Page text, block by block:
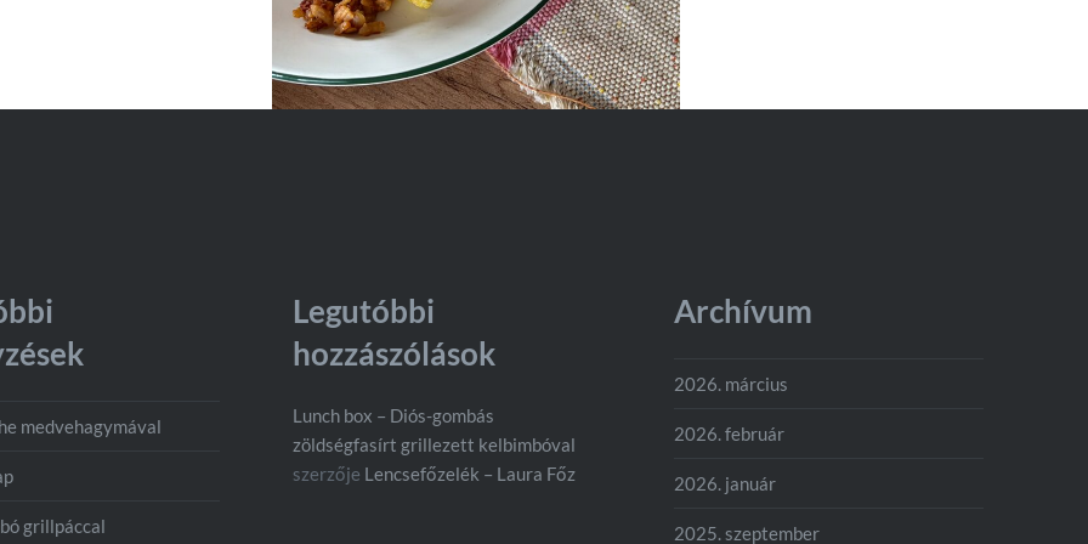
medvehagymával
grillpáccal
Legutóbbi
hozzászólások
Lunch box – Diós-gombás
zöldségfasírt grillezett kelbimbóval
szerzője Lencsefőzelék – Laura Főz
Archívum
2026. március
2026. február
2026. január
2025. szeptember